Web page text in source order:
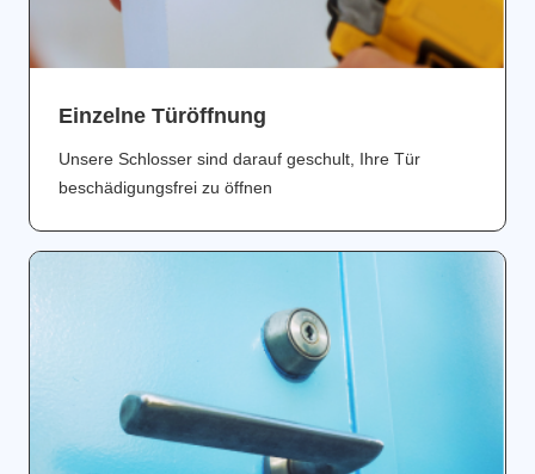
Einzelne Türöffnung
Unsere Schlosser sind darauf geschult, Ihre Tür
beschädigungsfrei zu öffnen